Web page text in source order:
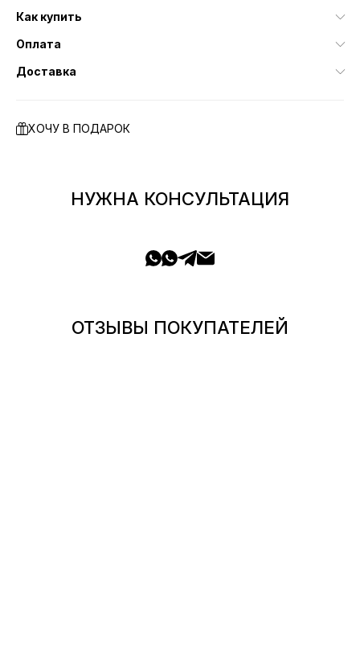
Как купить
Оплата
Доставка
ХОЧУ В ПОДАРОК
НУЖНА КОНСУЛЬТАЦИЯ
ОТЗЫВЫ ПОКУПАТЕЛЕЙ